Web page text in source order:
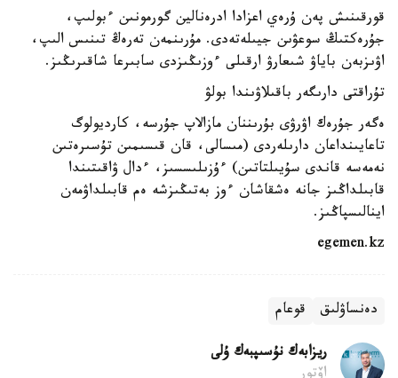
قورقىنىش پەن ۇرەي اعزادا ادرەنالين گورمونىن ءبولىپ،
جۇرەكتىڭ سوعۋىن جيىلەتەدى. مۇرىنمەن تەرەڭ تىنىس الىپ،
اۋىزبەن باياۋ شىعارۋ ارقىلى ءوزىڭىزدى سابىرعا شاقىرىڭىز.
تۇراقتى دارىگەر باقىلاۋىندا بولۋ
ەگەر جۇرەك اۋرۋى بۇرىننان مازالاپ جۇرسە، كارديولوگ
تاعايىنداعان دارىلەردى (مىسالى، قان قىسىمىن تۇسىرەتىن
نەمەسە قاندى سۇيىلتاتىن) ءۇزىلىسسىز، ءدال ۋاقىتىندا
قابىلداڭىز جانە ەشقاشان ءوز بەتىڭىزشە ەم قابىلداۋمەن
اينالىسپاڭىز.
egemen.kz
دەنساۋلىق قوعام
ريزابەك نۇسىپبەك ۇلى